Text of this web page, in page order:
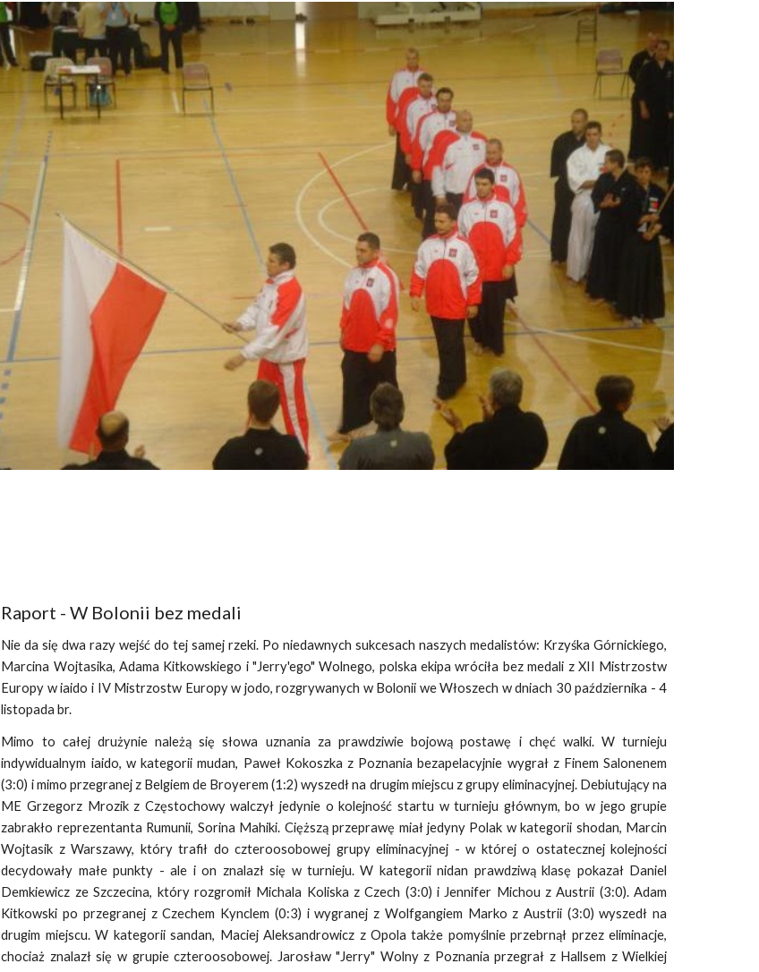
Raport - W Bolonii bez medali
Nie da się dwa razy wejść do tej samej rzeki. Po niedawnych sukcesach naszych medalistów: Krzyśka Górnickiego,
Marcina Wojtasika, Adama Kitkowskiego i "Jerry'ego" Wolnego, polska ekipa wróciła bez medali z XII Mistrzostw
Europy w iaido i IV Mistrzostw Europy w jodo, rozgrywanych w Bolonii we Włoszech w dniach 30 października - 4
listopada br.
Mimo to całej drużynie należą się słowa uznania za prawdziwie bojową postawę i chęć walki. W turnieju
indywidualnym iaido, w kategorii mudan, Paweł Kokoszka z Poznania bezapelacyjnie wygrał z Finem Salonenem
(3:0) i mimo przegranej z Belgiem de Broyerem (1:2) wyszedł na drugim miejscu z grupy eliminacyjnej. Debiutujący na
ME Grzegorz Mrozik z Częstochowy walczył jedynie o kolejność startu w turnieju głównym, bo w jego grupie
zabrakło reprezentanta Rumunii, Sorina Mahiki. Cięższą przeprawę miał jedyny Polak w kategorii shodan, Marcin
Wojtasik z Warszawy, który trafił do czteroosobowej grupy eliminacyjnej - w której o ostatecznej kolejności
decydowały małe punkty - ale i on znalazł się w turnieju. W kategorii nidan prawdziwą klasę pokazał Daniel
Demkiewicz ze Szczecina, który rozgromił Michala Koliska z Czech (3:0) i Jennifer Michou z Austrii (3:0). Adam
Kitkowski po przegranej z Czechem Kynclem (0:3) i wygranej z Wolfgangiem Marko z Austrii (3:0) wyszedł na
drugim miejscu. W kategorii sandan, Maciej Aleksandrowicz z Opola także pomyślnie przebrnął przez eliminacje,
chociaż znalazł się w grupie czteroosobowej. Jarosław "Jerry" Wolny z Poznania przegrał z Hallsem z Wielkiej